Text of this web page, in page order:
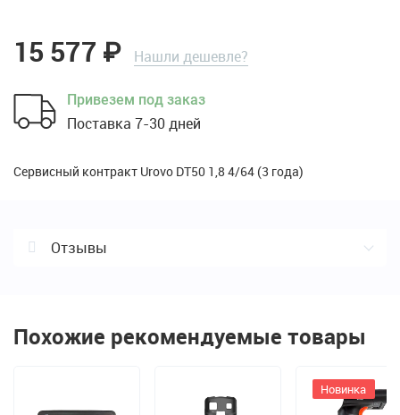
15 577 ₽ Нашли дешевле?
Привезем под заказ
Поставка 7-30 дней
Сервисный контракт DT50 1,8 4/64 (3 года)
Отзывы
Отзывы с оценкой
Похожие рекомендуемые товары
Новинка